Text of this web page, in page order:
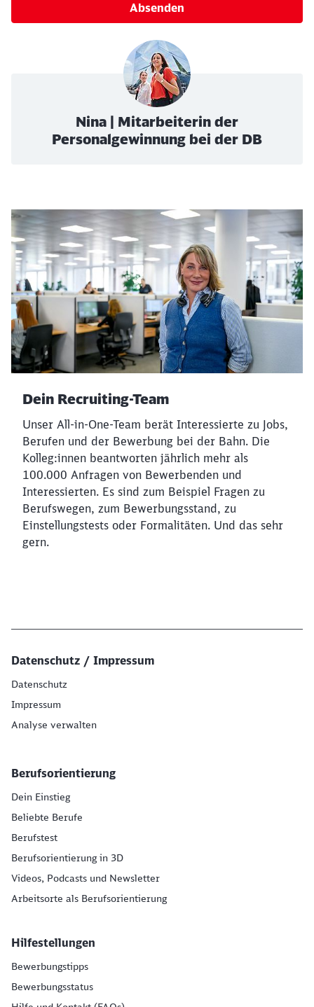
Absenden
Nina | Mitarbeiterin der
Personalgewinnung bei der DB
Dein Recruiting-Team
Unser All-in-One-Team berät Interessierte zu Jobs,
Berufen und der Bewerbung bei der Bahn. Die
Kolleg:innen beantworten jährlich mehr als
100.000 Anfragen von Bewerbenden und
Interessierten. Es sind zum Beispiel Fragen zu
Berufswegen, zum Bewerbungsstand, zu
Einstellungstests oder Formalitäten. Und das sehr
gern.
Datenschutz / Impressum
Datenschutz
Impressum
Analyse verwalten
Berufsorientierung
Dein Einstieg
Beliebte Berufe
Berufstest
Berufsorientierung in 3D
Videos, Podcasts und Newsletter
Arbeitsorte als Berufsorientierung
Hilfestellungen
Bewerbungstipps
Bewerbungsstatus